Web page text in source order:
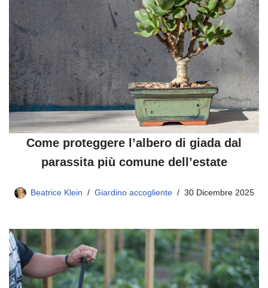
Come proteggere l’albero di giada dal
parassita più comune dell’estate
Beatrice Klein Giardino accogliente 30 Dicembre 2025